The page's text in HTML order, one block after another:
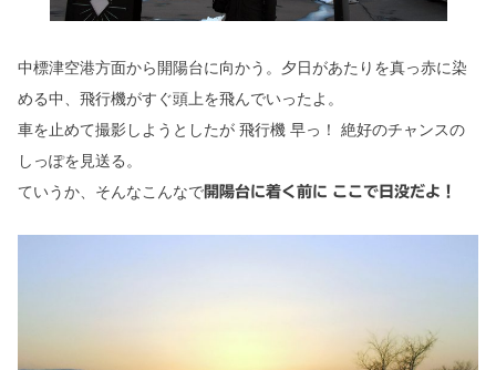
中標津空港方面から開陽台に向かう。夕日があたりを真っ赤に染
める中、飛行機がすぐ頭上を飛んでいったよ。
車を止めて撮影しようとしたが 飛行機 早っ！ 絶好のチャンスの
しっぽを見送る。
ていうか、そんなこんなで開陽台に着く前に ここで日没だよ！